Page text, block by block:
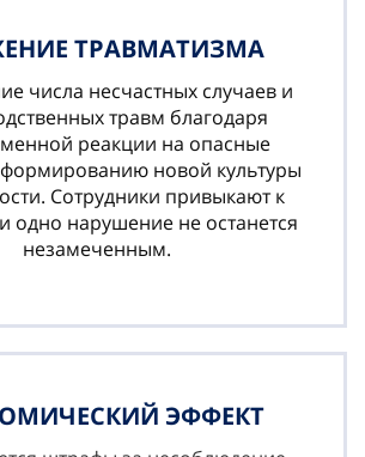
ТРАВМАТИЗМА
числа несчастных случаев и
травм благодаря
реакции на опасные
новой культуры
Сотрудники привыкают к
одно нарушение не останется
незамеченным.
ЭФФЕКТ